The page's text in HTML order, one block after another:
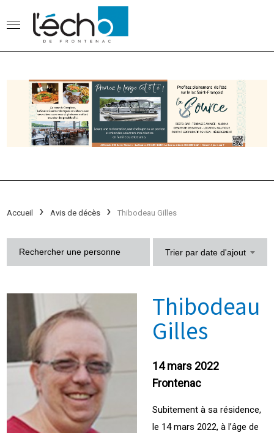
Accueil Avis de décès Thibodeau Gilles
Trier par date d'ajout
Thibodeau
Gilles
14 mars 2022
Frontenac
Subitement à sa résidence,
le 14 mars 2022, à l’âge de